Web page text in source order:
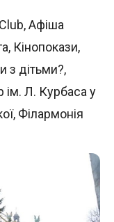
,Афіша
, Кінопокази,
з дітьми?,
ім. Л. Курбаса у
, Філармонія